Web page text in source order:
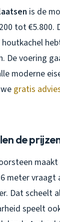
is de
tot €5.800.
De voering
moderne
gratis
de
meter vraagt
Dat scheelt
speelt